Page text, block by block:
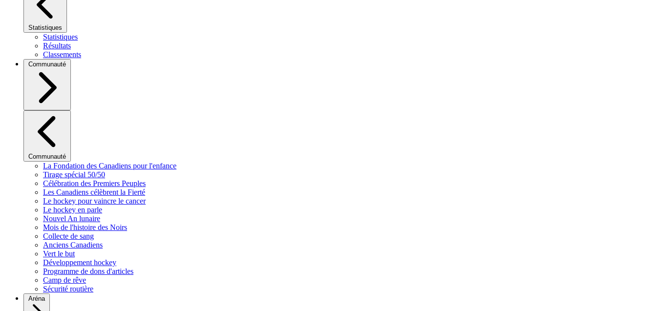
Statistiques
Statistiques
Résultats
Classements
Communauté
Communauté
La Fondation des Canadiens pour l'enfance
Tirage spécial 50/50
Célébration des Premiers Peuples
Les Canadiens célèbrent la Fierté
Le hockey pour vaincre le cancer
Le hockey en parle
Nouvel An lunaire
Mois de l'histoire des Noirs
Collecte de sang
Anciens Canadiens
Vert le but
Développement hockey
Programme de dons d'articles
Camp de rêve
Sécurité routière
Aréna